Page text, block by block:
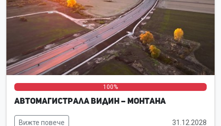
0%
0% 100%
Автомагистрала Видин – Монтана
Вижте повече 31.12.2028